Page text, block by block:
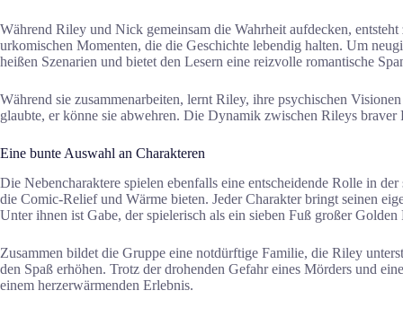
Während Riley und Nick gemeinsam die Wahrheit aufdecken,
urkomischen Momenten, die die Geschichte lebendig halten. Um
heißen Szenarien und bietet den Lesern eine reizvolle romantische
Während sie zusammenarbeiten, lernt Riley, ihre psychischen
glaubte, er könne sie abwehren. Die Dynamik zwischen Rileys
Eine bunte Auswahl an Charakteren
Die Nebencharaktere spielen ebenfalls eine entscheidende Rolle in
die Comic-Relief und Wärme bieten. Jeder Charakter bringt seinen
Unter ihnen ist Gabe, der spielerisch als ein sieben Fuß großer
Zusammen bildet die Gruppe eine notdürftige Familie, die Riley
den Spaß erhöhen. Trotz der drohenden Gefahr eines Mörders und
einem herzerwärmenden Erlebnis.